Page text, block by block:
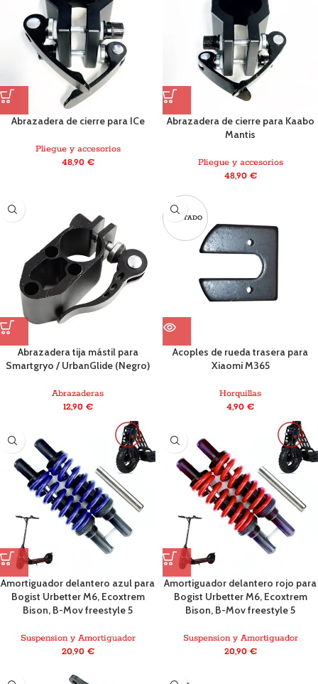
Abrazadera de cierre para ICe
Pliegue y accesorios
48,90 €
Abrazadera de cierre para Kaabo
Mantis
Pliegue y accesorios
48,90 €
Abrazadera tija mástil para
Smartgryo / UrbanGlide (Negro)
Abrazaderas
12,90 €
AGOTADO
Acoples de rueda trasera para
Xiaomi M365
Horquillas
4,90 €
Amortiguador delantero azul para
Bogist Urbetter M6, Ecoxtrem
Bison, B-Mov freestyle 5
Suspension y Amortiguador
20,90 €
Amortiguador delantero rojo para
Bogist Urbetter M6, Ecoxtrem
Bison, B-Mov freestyle 5
Suspension y Amortiguador
20,90 €